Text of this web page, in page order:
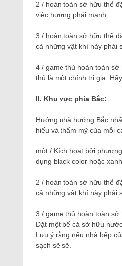
2 / hoàn toàn sở hữu thể
việc hướng phái mạnh.
3 / hoàn toàn sở hữu thể
cả những vật khí này phải
4 / game thủ hoàn toàn
thủ là một chính trị gia.
II. Khu vực phía Bắc:
Hướng nhà hướng Bắc
hiếu và thẩm mỹ của mỗi
một / Kích hoạt bởi
dụng black color hoặc
2 / hoàn toàn sở hữu thể
cả những vật khí này phải
3 / game thủ hoàn toàn sở
Đặt một bể cá sở hữu
Lưu ý rằng nếu nhà bếp
sạch sẽ sẽ.